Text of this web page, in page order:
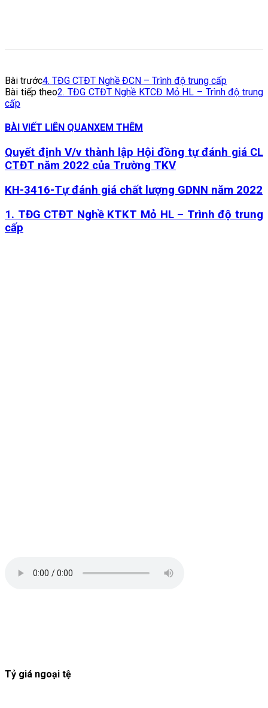
Bài trước4. TĐG CTĐT Nghề ĐCN – Trình độ trung cấp
Bài tiếp theo2. TĐG CTĐT Nghề KTCĐ Mỏ HL – Trình độ trung
cấp
BÀI VIẾT LIÊN QUANXEM THÊM
Quyết định V/v thành lập Hội đồng tự đánh giá CL
CTĐT năm 2022 của Trường TKV
KH-3416-Tự đánh giá chất lượng GDNN năm 2022
1. TĐG CTĐT Nghề KTKT Mỏ HL – Trình độ trung
cấp
Tỷ giá ngoại tệ